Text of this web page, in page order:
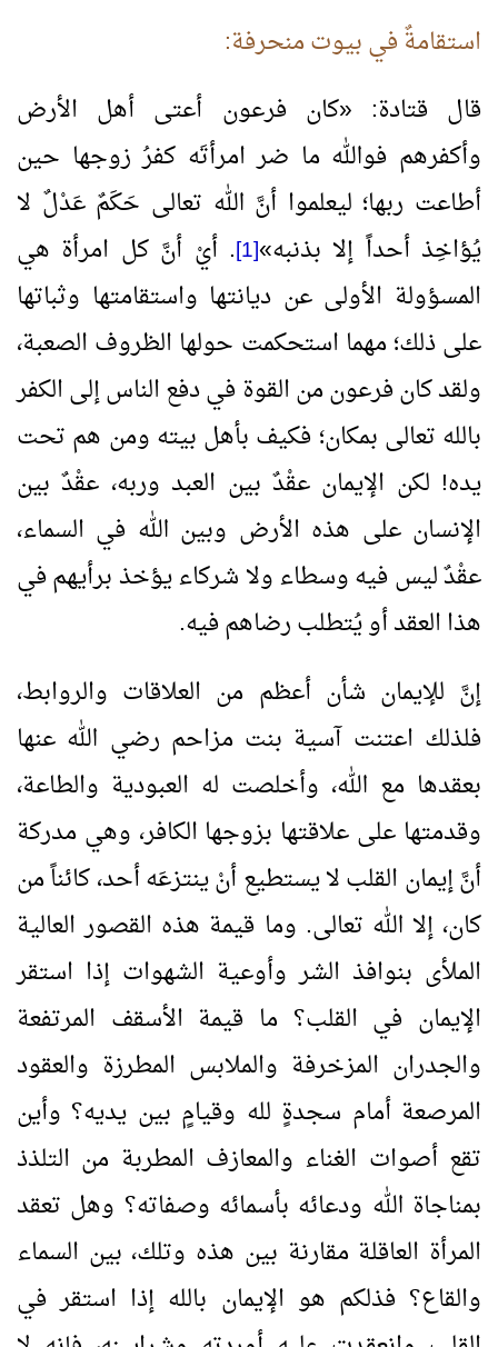
استقامةٌ في بيوت منحرفة:
قال قتادة: «كان فرعون أعتى أهل الأرض
وأكفرهم فوالله ما ضر امرأتَه كفرُ زوجها حين
أطاعت ربها؛ ليعلموا أنَّ الله تعالى حَكَمٌ عَدْلٌ لا
يُؤاخِذ أحداً إلا بذنبه»
[1] . أيْ أنَّ كل امرأة هي
المسؤولة الأولى عن ديانتها واستقامتها وثباتها
على ذلك؛ مهما استحكمت حولها الظروف الصعبة،
ولقد كان فرعون من القوة في دفع الناس إلى الكفر
بالله تعالى بمكان؛ فكيف بأهل بيته ومن هم تحت
يده! لكن الإيمان عقْدٌ بين العبد وربه، عقْدٌ بين
الإنسان على هذه الأرض وبين الله في السماء،
عقْدٌ ليس فيه وسطاء ولا شركاء يؤخذ برأيهم في
هذا العقد أو يُتطلب رضاهم فيه.
إنَّ للإيمان شأن أعظم من العلاقات والروابط،
فلذلك اعتنت آسية بنت مزاحم رضي الله عنها
بعقدها مع الله، وأخلصت له العبودية والطاعة،
وقدمتها على علاقتها بزوجها الكافر، وهي مدركة
أنَّ إيمان القلب لا يستطيع أنْ ينتزعَه أحد، كائناً من
كان، إلا الله تعالى. وما قيمة هذه القصور العالية
الملأى بنوافذ الشر وأوعية الشهوات إذا استقر
الإيمان في القلب؟ ما قيمة الأسقف المرتفعة
والجدران المزخرفة والملابس المطرزة والعقود
المرصعة أمام سجدةٍ لله وقيامٍ بين يديه؟ وأين
تقع أصوات الغناء والمعازف المطربة من التلذذ
بمناجاة الله ودعائه بأسمائه وصفاته؟ وهل تعقد
المرأة العاقلة مقارنة بين هذه وتلك، بين السماء
والقاع؟ فذلكم هو الإيمان بالله إذا استقر في